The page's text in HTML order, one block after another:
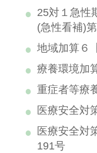
25対１急性
(急性看補)
地域加算６
療養環境加
重症者等療
医療安全対
医療安全対
191号